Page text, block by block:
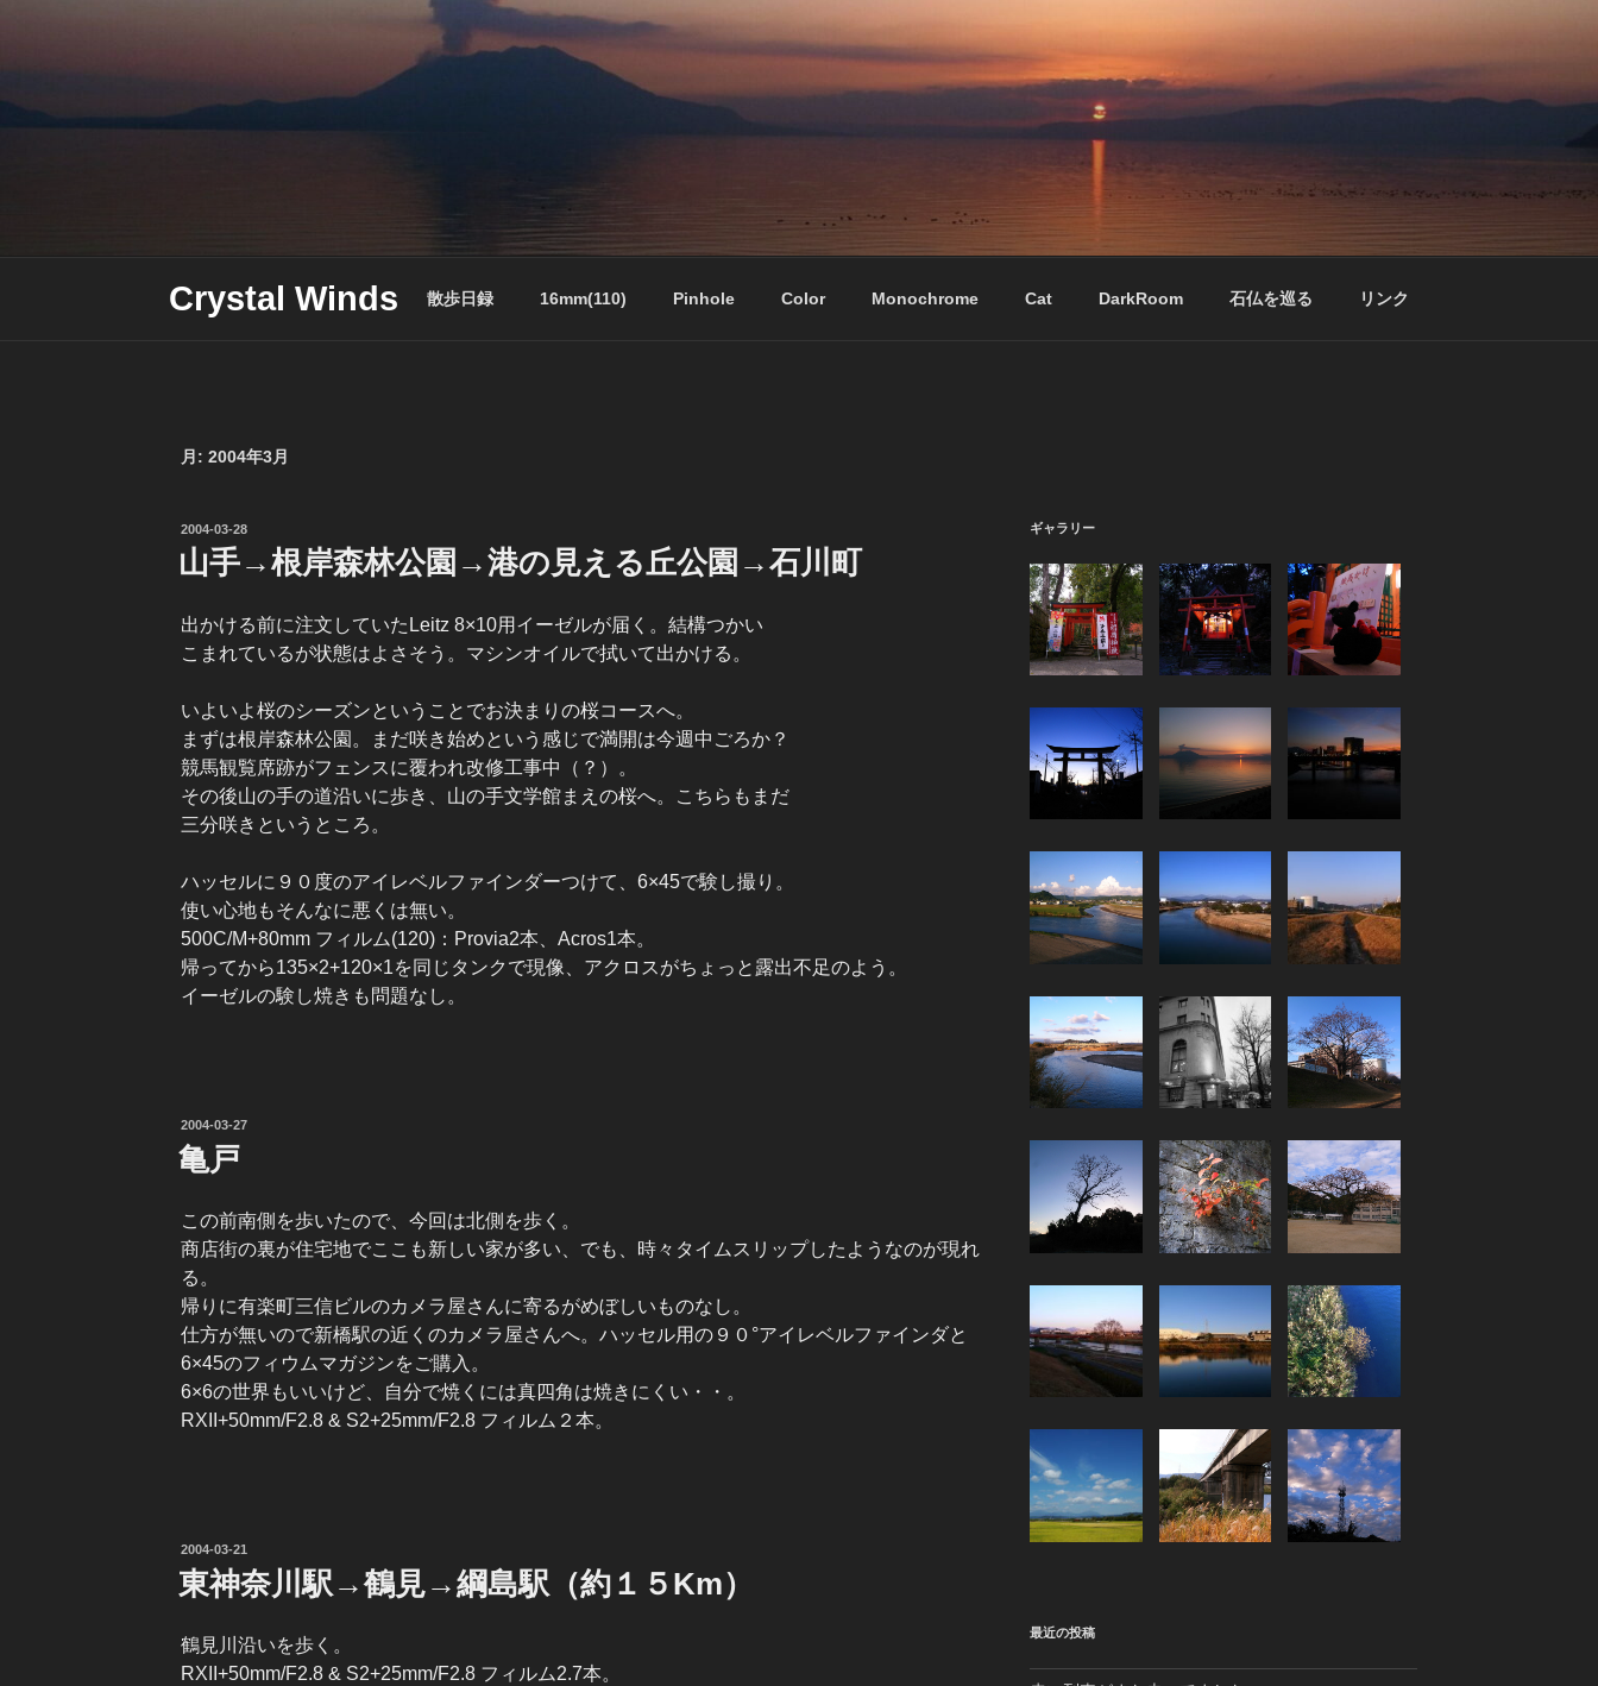
content
Crystal Winds 散歩日録 16mm(110) Pinhole Color Monochrome Cat DarkRoom 石仏を巡る リンク
月: 2004年3月
投
稿
2004-03-28
山手→根岸森林公園→港の見える丘公園→石川町
出かける前に注文していたLeitz 8×10用イーゼルが届く。結構つかい
こまれているが状態はよさそう。マシンオイルで拭いて出かける。
いよいよ桜のシーズンということでお決まりの桜コースへ。
まずは根岸森林公園。まだ咲き始めという感じで満開は今週中ごろか？
競馬観覧席跡がフェンスに覆われ改修工事中（？）。
その後山の手の道沿いに歩き、山の手文学館まえの桜へ。こちらもまだ
三分咲きというところ。
ハッセルに９０度のアイレベルファインダーつけて、6×45で験し撮り。
使い心地もそんなに悪くは無い。
500C/M+80mm フィルム(120)：Provia2本、Acros1本。
帰ってから135×2+120×1を同じタンクで現像、アクロスがちょっと露出不足のよう。
イーゼルの験し焼きも問題なし。
投
稿
日:
2004-03-27
亀戸
この前南側を歩いたので、今回は北側を歩く。
商店街の裏が住宅地でここも新しい家が多い、でも、時々タイムスリップしたようなのが現れ
る。
帰りに有楽町三信ビルのカメラ屋さんに寄るがめぼしいものなし。
仕方が無いので新橋駅の近くのカメラ屋さんへ。ハッセル用の９０°アイレベルファインダと
6×45のフィウムマガジンをご購入。
6×6の世界もいいけど、自分で焼くには真四角は焼きにくい・・。
RXII+50mm/F2.8 & S2+25mm/F2.8 フィルム２本。
投
稿
日:
2004-03-21
東神奈川駅→鶴見→綱島駅（約１５Km）
鶴見川沿いを歩く。
RXII+50mm/F2.8 & S2+25mm/F2.8 フィルム2.7本。
ギャラリー
最近の投稿